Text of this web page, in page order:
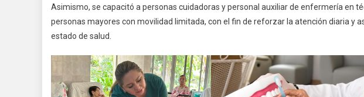
Asimismo, se capacitó a personas cuidadoras y personal auxiliar de enfermería en
personas mayores con movilidad limitada, con el fin de reforzar la atención diaria y
estado de salud.